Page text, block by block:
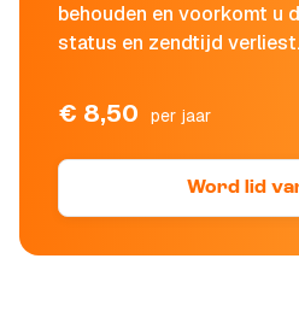
behouden en voorkomt u
status en zendtijd verliest.
€ 8,50 per jaar
Word lid